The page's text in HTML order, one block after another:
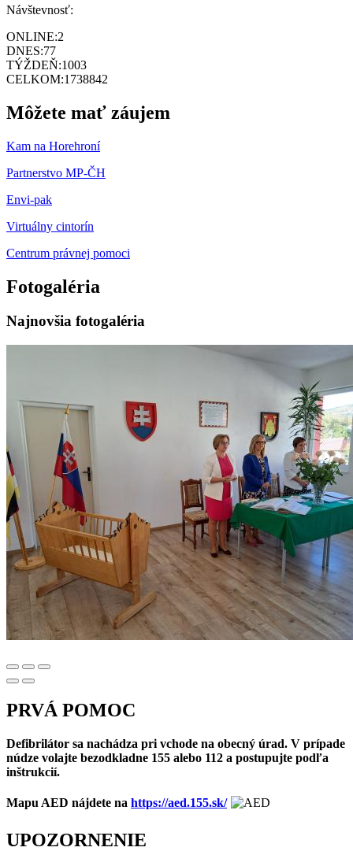
Návštevnosť:
ONLINE:2
DNES:77
TÝŽDEŇ:1003
CELKOM:1738842
Môžete mať záujem
Kam na Horehroní
Partnerstvo MP-ČH
Envi-pak
Virtuálny cintorín
Centrum právnej pomoci
Fotogaléria
Najnovšia fotogaléria
PRVÁ POMOC
Defibrilátor sa nachádza pri vchode na obecný úrad. V prípade
núdze volajte bezodkladne 155 alebo 112 a postupujte podľa
inštrukcií.
Mapu AED nájdete na https://aed.155.sk/
UPOZORNENIE